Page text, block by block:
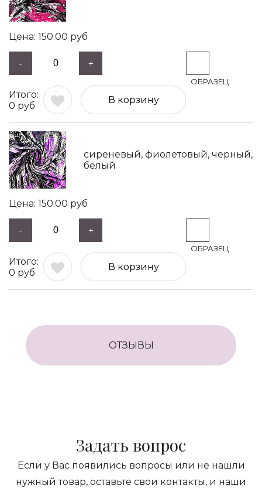
150.00 руб
- +
0 руб
В корзину
сиреневый, фиолетовый, черный,
белый
150.00 руб
- +
0 руб
В корзину
ОТЗЫВЫ
Задать вопрос
Если у Вас появились вопросы или не нашли
нужный товар, оставьте свои контакты, и наши